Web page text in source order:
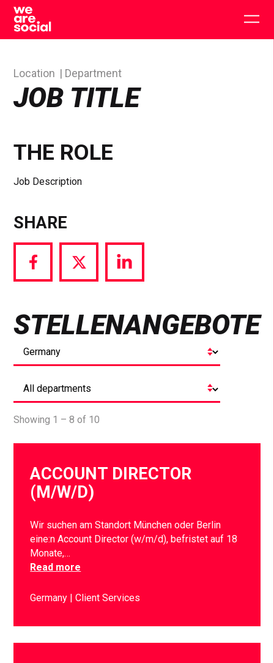
Skip
content
JOB TITLE
Location Department
THE ROLE
Job Description
SHARE
Share
via
Share
via
Share
via
STELLENANGEBOTE
Showing 1 – 8 of 10
ACCOUNT DIRECTOR
(M/W/D)
Wir suchen am Standort München oder Berlin
eine:n Account Director (w/m/d), befristet auf 18
Monate,…
Read more
Germany Client Services